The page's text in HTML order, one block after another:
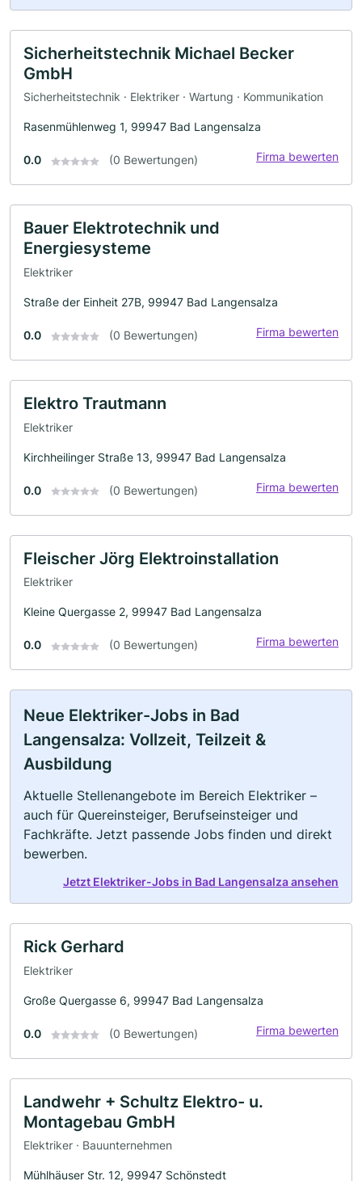
Sicherheitstechnik Michael Becker
GmbH
Sicherheitstechnik · Elektriker · Wartung · Kommunikation
Rasenmühlenweg 1, 99947 Bad Langensalza
0.0 (0 Bewertungen) Firma bewerten
Bauer Elektrotechnik und
Energiesysteme
Elektriker
Straße der Einheit 27B, 99947 Bad Langensalza
0.0 (0 Bewertungen) Firma bewerten
Elektro Trautmann
Elektriker
Kirchheilinger Straße 13, 99947 Bad Langensalza
0.0 (0 Bewertungen) Firma bewerten
Fleischer Jörg Elektroinstallation
Elektriker
Kleine Quergasse 2, 99947 Bad Langensalza
0.0 (0 Bewertungen) Firma bewerten
Neue Elektriker-Jobs in Bad
Langensalza: Vollzeit, Teilzeit &
Ausbildung
Aktuelle Stellenangebote im Bereich Elektriker –
auch für Quereinsteiger, Berufseinsteiger und
Fachkräfte. Jetzt passende Jobs finden und direkt
bewerben.
Jetzt Elektriker-Jobs in Bad Langensalza ansehen
Rick Gerhard
Elektriker
Große Quergasse 6, 99947 Bad Langensalza
0.0 (0 Bewertungen) Firma bewerten
Landwehr + Schultz Elektro- u.
Montagebau GmbH
Elektriker · Bauunternehmen
Mühlhäuser Str. 12, 99947 Schönstedt